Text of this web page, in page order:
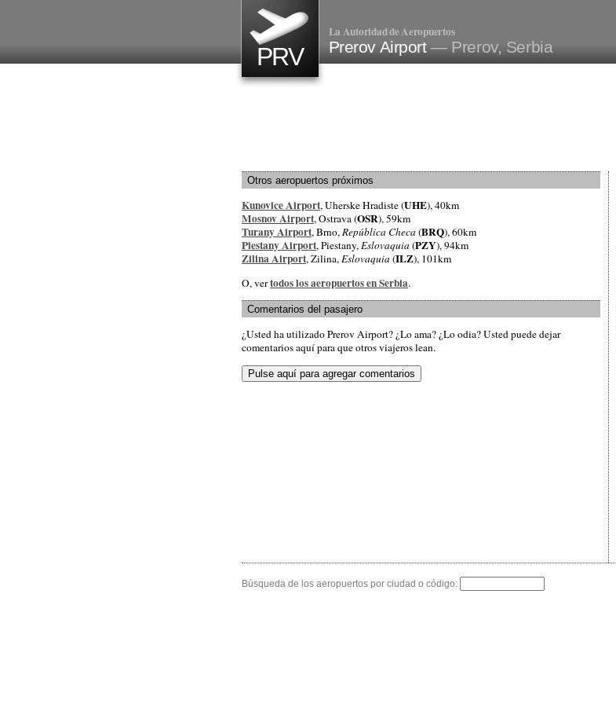
PRV
La Autoridad de Aeropuertos
Prerov Airport— Prerov, Serbia
Otros aeropuertos próximos
Kunovice Airport, Uherske Hradiste (UHE), 40km
Mosnov Airport, Ostrava (OSR), 59km
Turany Airport, Brno,República Checa (BRQ), 60km
Piestany Airport, Piestany,Eslovaquia (PZY), 94km
Zilina Airport, Zilina,Eslovaquia (ILZ), 101km
O, vertodos los aeropuertos en Serbia.
Comentarios del pasajero
¿Usted ha utilizado Prerov Airport? ¿Lo ama? ¿Lo odia? Usted puede dejar
comentarios aquí para que otros viajeros lean.
Búsqueda de los aeropuertos por ciudad o código: